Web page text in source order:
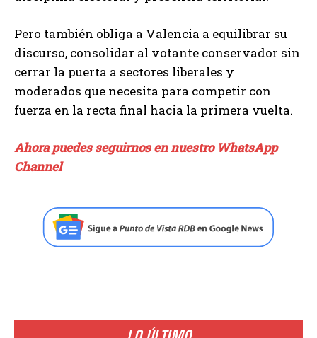
Pero también obliga a Valencia a equilibrar su
discurso, consolidar al votante conservador sin
cerrar la puerta a sectores liberales y
moderados que necesita para competir con
fuerza en la recta final hacia la primera vuelta.
Ahora puedes seguirnos en nuestro WhatsApp
Channel